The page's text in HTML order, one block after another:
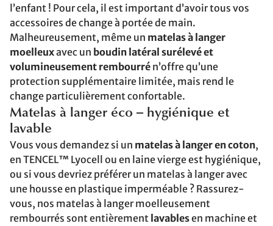
l’enfant ! Pour cela, il est important d’avoir tous vos
accessoires de change à portée de main.
Malheureusement, même un matelas à langer
moelleuxavec un boudin latéral surélevé et
volumineusement rembourré n’offre qu’une
protection supplémentaire limitée, mais rend le
change particulièrement confortable.
Matelas à langer éco – hygiénique et
lavable
Vous vous demandez si un matelas à langer en coton,
en TENCEL™ Lyocell ou en laine vierge est hygiénique,
ou si vous devriez préférer un matelas à langer avec
une housse en plastique imperméable ? Rassurez-
vous, nos matelas à langer moelleusement
rembourrés sont entièrement lavablesen machine et